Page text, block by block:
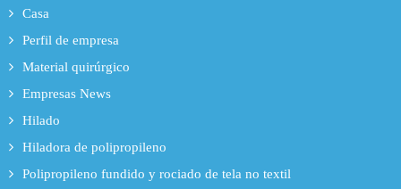
Casa
Perfil de empresa
Material quirúrgico
Empresas News
Hilado
Hiladora de polipropileno
Polipropileno fundido y rociado de tela no textil